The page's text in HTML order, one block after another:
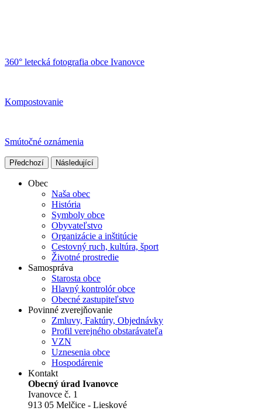
360° letecká fotografia obce Ivanovce
Kompostovanie
Smútočné oznámenia
Předchozí Následující
Obec
Naša obec
História
Symboly obce
Obyvateľstvo
Organizácie a inštitúcie
Cestovný ruch, kultúra, šport
Životné prostredie
Samospráva
Starosta obce
Hlavný kontrolór obce
Obecné zastupiteľstvo
Povinné zverejňovanie
Zmluvy, Faktúry, Objednávky
Profil verejného obstarávateľa
VZN
Uznesenia obce
Hospodárenie
Kontakt
Obecný úrad Ivanovce
Ivanovce č. 1
913 05 Melčice - Lieskové